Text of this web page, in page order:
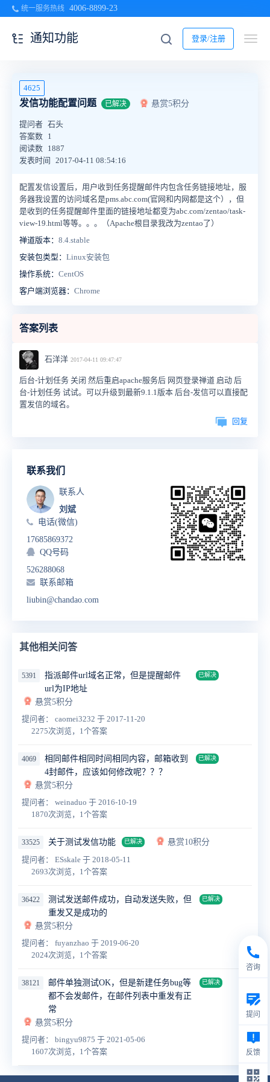
统一服务热线 4006-8899-23
登录/注册
通知功能
4625
发信功能配置问题 已解决 悬赏5积分
提问者 石头
答案数 1
阅读数 1887
发表时间
2017-04-11 08:54:16
配置发信设置后，用户收到任务提醒邮件内包含任务链接地址，服
务器我设置的访问域名是pms.abc.com(官网和内网都是这个），但
是收到的任务提醒邮件里面的链接地址都变为abc.com/zentao/task-
view-19.html等等。。。（Apache根目录我改为zentao了）
禅道版本： 8.4.stable
安装包类型： Linux安装包
操作系统： CentOS
客户端浏览器： Chrome
答案列表
石洋洋 2017-04-11 09:47:47
后台-计划任务 关闭 然后重启apache服务后 网页登录禅道 启动 后
台-计划任务 试试。可以升级到最新9.1.1版本 后台-发信可以直接配
置发信的域名。
回复
联系我们
联系人
刘斌
电话(微信)
17685869372
QQ号码
526288068
联系邮箱
liubin@chandao.com
其他相关问答
5391
指派邮件url域名正常，但是提醒邮件
url为IP地址
已解决
悬赏5积分
提问者： caomei3232 于 2017-11-20
2275次浏览，1个答案
4069
相同邮件相同时间相同内容，邮箱收到
4封邮件，应该如何修改呢？？？
已解决
悬赏5积分
提问者： weinaduo 于 2016-10-19
1870次浏览，1个答案
33525 关于测试发信功能 已解决
悬赏10积分
提问者： ESskale 于 2018-05-11
2693次浏览，1个答案
36422
测试发送邮件成功，自动发送失败，但
重发又是成功的
已解决
悬赏5积分
提问者： fuyanzhao 于 2019-06-20
2024次浏览，1个答案
38121
邮件单独测试OK，但是新建任务bug等
都不会发邮件，在邮件列表中重发有正
常
已解决
悬赏5积分
提问者： bingyu9875 于 2021-05-06
1607次浏览，1个答案
咨询
提问
反馈